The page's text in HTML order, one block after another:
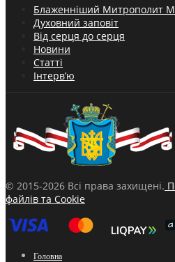
Блаженніший Митрополит
Духовний заповіт
Від серця до серця
Новини
Статті
Інтерв’ю
© 2015-2026 Всі права захищені.
файлів та Cookie
Головна